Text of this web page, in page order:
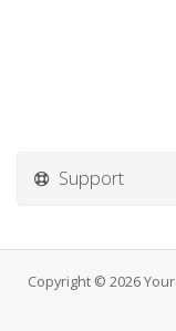
Support
Copyright © 2026